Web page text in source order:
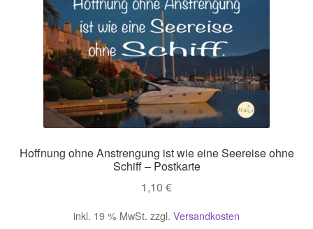
Hoffnung ohne Anstrengung ist wie eine Seereise ohne
Schiff – Postkarte
1,10 €
inkl. 19 % MwSt. zzgl. Versandkosten